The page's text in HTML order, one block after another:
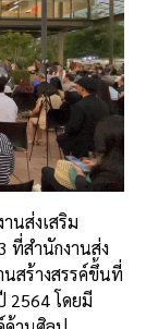
นส่งเสริม
ที่สำนักงานส่ง
นสร้างสรรค์ขึ้นที่
2564โดยมี